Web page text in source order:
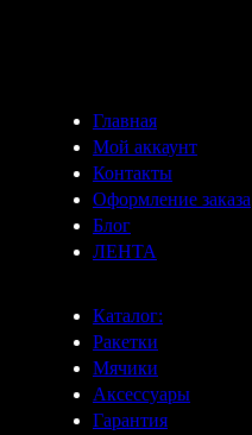
Главная
Мой аккаунт
Контакты
Оформление заказа
Блог
ЛЕНТА
Каталог:
Ракетки
Мячики
Аксессуары
Гарантия